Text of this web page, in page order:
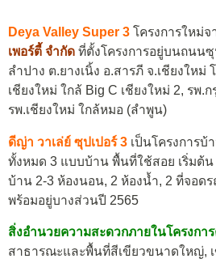
Deya Valley Super 3 โครงการใหม่จ
เพอร์ตี้ จำกัด ที่ตั้งโครงการอยู่บนถนนซุ
ลำปาง ต.ยางเนิ้ง อ.สารภี จ.เชียงใหม่
เชียงใหม่ ใกล้ Big C เชียงใหม่ 2, รพ.ก
รพ.เชียงใหม่ ใกล้หมอ (ลำพูน)
ดีญ่า วาเล่ย์ ซุปเปอร์ 3 เป็นโครงการบ้
ทั้งหมด 3 แบบบ้าน พื้นที่ใช้สอย เริ่มต้
บ้าน 2-3 ห้องนอน, 2 ห้องน้ำ, 2 ที่จอดร
พร้อมอยู่บางส่วนปี 2565
สิ่งอำนวยความสะดวกภายในโครงกา
สาธารณะและพื้นที่สีเขียวขนาดใหญ่,